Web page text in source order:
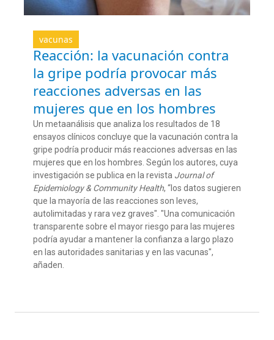
vacunas
Reacción: la vacunación contra
la gripe podría provocar más
reacciones adversas en las
mujeres que en los hombres
Un metaanálisis que analiza los resultados de 18
ensayos clínicos concluye que la vacunación contra la
gripe podría producir más reacciones adversas en las
mujeres que en los hombres. Según los autores, cuya
investigación se publica en la revista Journal of
Epidemiology & Community Health, “los datos sugieren
que la mayoría de las reacciones son leves,
autolimitadas y rara vez graves". "Una comunicación
transparente sobre el mayor riesgo para las mujeres
podría ayudar a mantener la confianza a largo plazo
en las autoridades sanitarias y en las vacunas",
añaden.